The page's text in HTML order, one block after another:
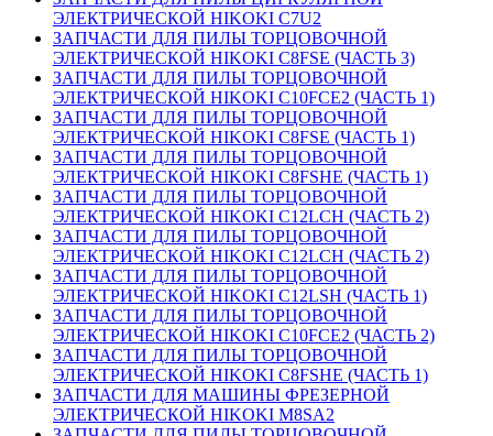
ЭЛЕКТРИЧЕСКОЙ HIKOKI C7U2
ЗАПЧАСТИ ДЛЯ ПИЛЫ ТОРЦОВОЧНОЙ
ЭЛЕКТРИЧЕСКОЙ HIKOKI C8FSE (ЧАСТЬ 3)
ЗАПЧАСТИ ДЛЯ ПИЛЫ ТОРЦОВОЧНОЙ
ЭЛЕКТРИЧЕСКОЙ HIKOKI C10FCE2 (ЧАСТЬ 1)
ЗАПЧАСТИ ДЛЯ ПИЛЫ ТОРЦОВОЧНОЙ
ЭЛЕКТРИЧЕСКОЙ HIKOKI C8FSE (ЧАСТЬ 1)
ЗАПЧАСТИ ДЛЯ ПИЛЫ ТОРЦОВОЧНОЙ
ЭЛЕКТРИЧЕСКОЙ HIKOKI C8FSHE (ЧАСТЬ 1)
ЗАПЧАСТИ ДЛЯ ПИЛЫ ТОРЦОВОЧНОЙ
ЭЛЕКТРИЧЕСКОЙ HIKOKI C12LCH (ЧАСТЬ 2)
ЗАПЧАСТИ ДЛЯ ПИЛЫ ТОРЦОВОЧНОЙ
ЭЛЕКТРИЧЕСКОЙ HIKOKI C12LCH (ЧАСТЬ 2)
ЗАПЧАСТИ ДЛЯ ПИЛЫ ТОРЦОВОЧНОЙ
ЭЛЕКТРИЧЕСКОЙ HIKOKI C12LSH (ЧАСТЬ 1)
ЗАПЧАСТИ ДЛЯ ПИЛЫ ТОРЦОВОЧНОЙ
ЭЛЕКТРИЧЕСКОЙ HIKOKI C10FCE2 (ЧАСТЬ 2)
ЗАПЧАСТИ ДЛЯ ПИЛЫ ТОРЦОВОЧНОЙ
ЭЛЕКТРИЧЕСКОЙ HIKOKI C8FSHE (ЧАСТЬ 1)
ЗАПЧАСТИ ДЛЯ МАШИНЫ ФРЕЗЕРНОЙ
ЭЛЕКТРИЧЕСКОЙ HIKOKI M8SA2